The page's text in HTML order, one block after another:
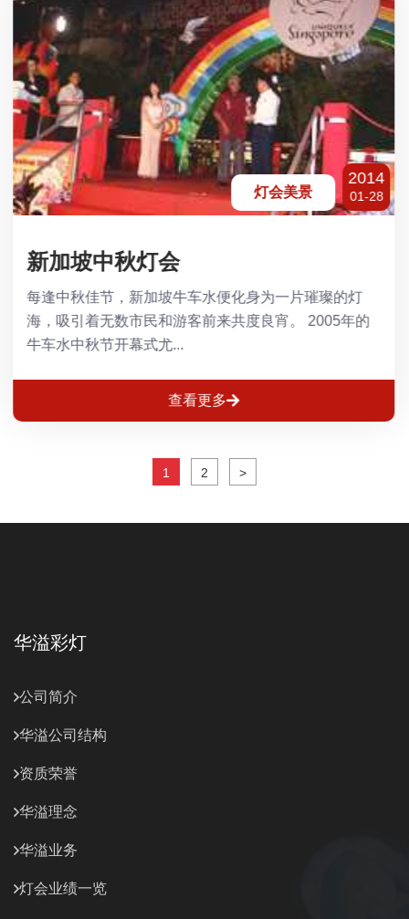
灯会美景
2014
01-28
新加坡中秋灯会
每逢中秋佳节，新加坡牛车水便化身为一片璀璨的灯
海，吸引着无数市民和游客前来共度良宵。 2005年的
牛车水中秋节开幕式尤...
查看更多
1 2 >
华溢彩灯
公司简介
华溢公司结构
资质荣誉
华溢理念
华溢业务
灯会业绩一览